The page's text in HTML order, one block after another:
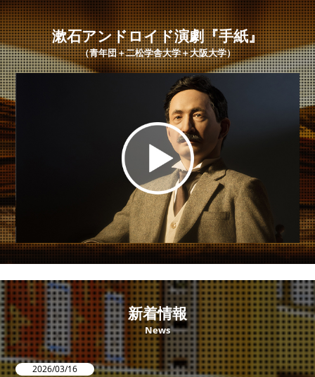
漱石アンドロイド演劇『手紙』
（青年団＋二松学舎大学＋大阪大学）
新着情報
News
2026/03/16